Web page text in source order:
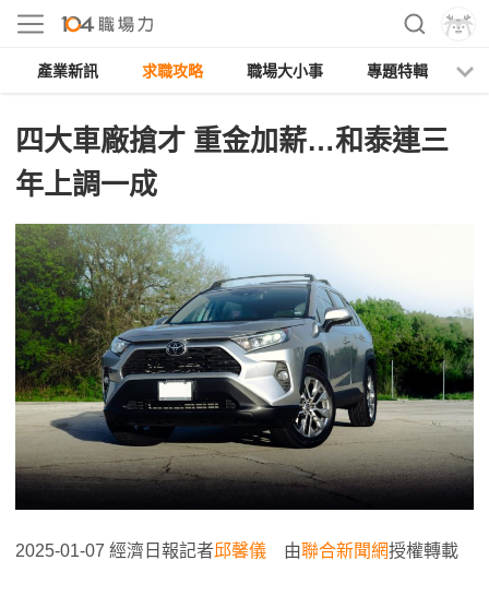
產業新訊 求職攻略 職場大小事 專題特輯
四大車廠搶才 重金加薪…和泰連三
年上調一成
2025-01-07 經濟日報記者邱馨儀 由聯合新聞網授權轉載